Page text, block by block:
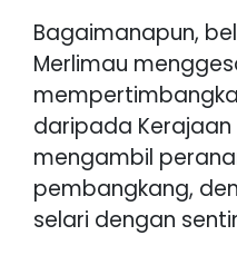
Bagaimanapun,
Merlimau
daripada
mengambil
pembangkang,
selari dengan